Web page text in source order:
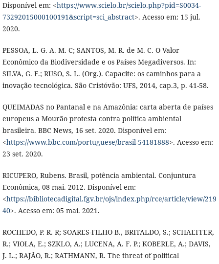
Disponível em: <https://www.scielo.br/scielo.php?pid=S0034-
73292015000100191&script=sci_abstract>. Acesso em: 15 jul.
2020.
PESSOA, L. G. A. M. C; SANTOS, M. R. de M. C. O Valor
Econômico da Biodiversidade e os Países Megadiversos. In:
SILVA, G. F.; RUSO, S. L. (Org.). Capacite: os caminhos para a
inovação tecnológica. São Cristóvão: UFS, 2014, cap.3, p. 41-58.
QUEIMADAS no Pantanal e na Amazônia: carta aberta de países
europeus a Mourão protesta contra política ambiental
brasileira. BBC News, 16 set. 2020. Disponível em:
<https://www.bbc.com/portuguese/brasil-54181888>. Acesso em:
23 set. 2020.
RICUPERO, Rubens. Brasil, potência ambiental. Conjuntura
Econômica, 08 mai. 2012. Disponível em:
<https://bibliotecadigital.fgv.br/ojs/index.php/rce/article/view/219
40>. Acesso em: 05 mai. 2021.
ROCHEDO, P. R. R; SOARES-FILHO B., BRITALDO, S.; SCHAEFFER,
R.; VIOLA, E.; SZKLO, A.; LUCENA, A. F. P.; KOBERLE, A.; DAVIS,
J. L.; RAJÃO, R.; RATHMANN, R. The threat of political